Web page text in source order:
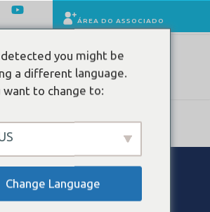
ÁREA DO ASSOCIADO
you might be
a different language.
want to change to:
Change Language